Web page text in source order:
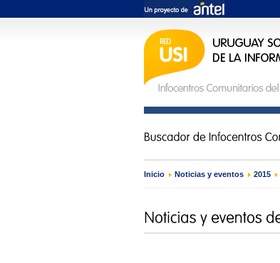
Inicio › Noticias y eventos › 2015 ›